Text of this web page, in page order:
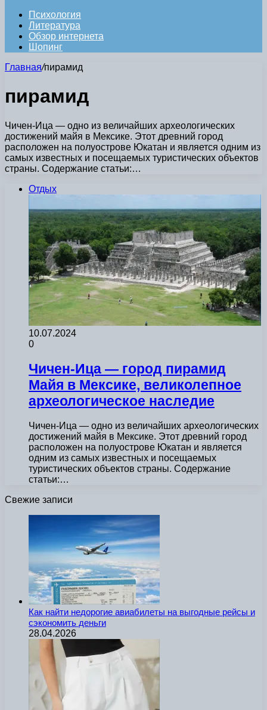
Психология
Литература
Обзор интернета
Шопинг
Главная/пирамид
пирамид
Чичен-Ица — одно из величайших археологических
достижений майя в Мексике. Этот древний город
расположен на полуострове Юкатан и является одним из
самых известных и посещаемых туристических объектов
страны. Содержание статьи:…
Отдых
10.07.2024
0
Чичен-Ица — город пирамид
Майя в Мексике, великолепное
археологическое наследие
Чичен-Ица — одно из величайших археологических
достижений майя в Мексике. Этот древний город
расположен на полуострове Юкатан и является
одним из самых известных и посещаемых
туристических объектов страны. Содержание
статьи:…
Свежие записи
Как найти недорогие авиабилеты на выгодные рейсы и
сэкономить деньги
28.04.2026